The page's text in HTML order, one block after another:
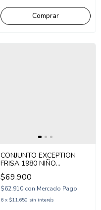
Comprar
CONJUNTO EXCEPTION
FRISA 1980 NIÑO
(EX26HK56)
$69.900
$62.910 con Mercado Pago
6 x $11.650 sin interés